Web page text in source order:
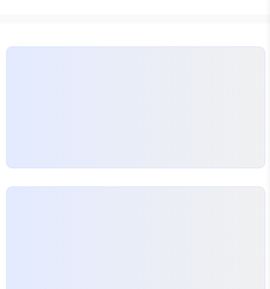
예고편괴물 에드 게인 이야기 메인 예고편 제목: 괴물